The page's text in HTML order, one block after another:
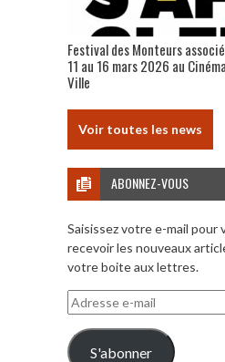
Festival des Monteurs
11 au 16 mars 2026 au
Ville
Voir toutes les news
ABONNEZ-VOUS
Saisissez votre e-mail pour
recevoir les nouveaux
votre boite aux lettres.
Adresse
e-
mail
S'abonner